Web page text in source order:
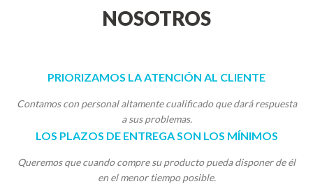
NOSOTROS
PRIORIZAMOS LA ATENCIÓN AL CLIENTE
Contamos con personal altamente cualificado que dará respuesta
a sus problemas.
LOS PLAZOS DE ENTREGA SON LOS MÍNIMOS
Queremos que cuando compre su producto pueda disponer de él
en el menor tiempo posible.